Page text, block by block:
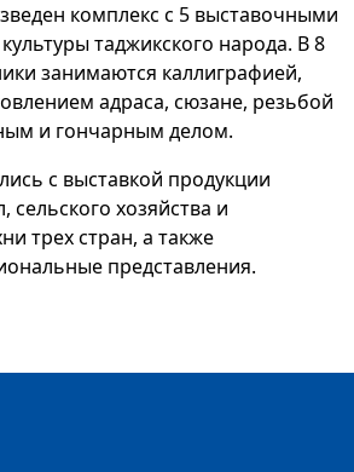
комплекс с 5 выставочными
таджикского народа. В 8
занимаются каллиграфией,
адраса, сюзане, резьбой
и гончарным делом.
с выставкой продукции
сельского хозяйства и
трех стран, а также
представления.